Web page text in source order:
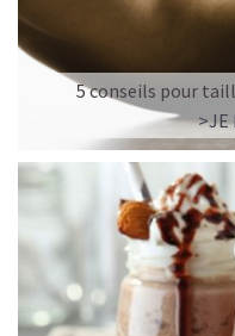
5 conseils pour
>JE